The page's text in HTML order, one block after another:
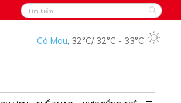
Cà Mau, 32°C/ 32°C - 33°C